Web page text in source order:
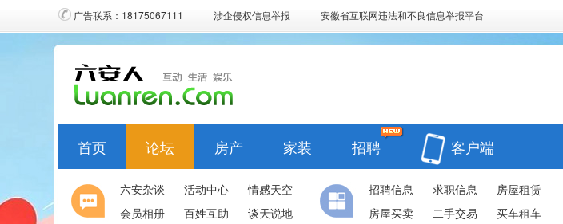
广告联系：18175067111 涉企侵权信息举报 安徽省互联网违法和不良信息举报平台
首页 论坛 房产 家装 招聘 客户端
六安杂谈 活动中心
情感天空
会员相册
百姓互助 谈天说地
招聘信息 求职信息
房屋租赁
房屋买卖
二手交易 买车租车